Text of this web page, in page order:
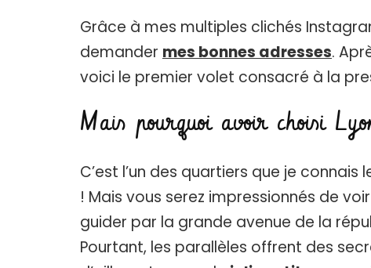
Grâce à mes multiples clichés
demander mes bonnes adresses.
voici le premier volet consacré à la
Mais pourquoi avoir choisi
C’est l’un des quartiers que je
! Mais vous serez impressionnés de
guider par la grande avenue de la
Pourtant, les parallèles offrent des